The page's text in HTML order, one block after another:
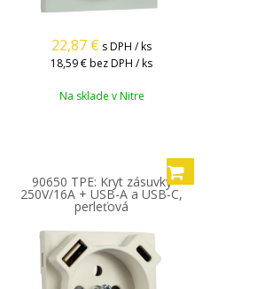
22,87 € s DPH / ks
18,59 €bez DPH / ks
Na sklade v Nitre
90650 TPE: Kryt zásuvky
250V/16A + USB-A a USB-C,
perleťová